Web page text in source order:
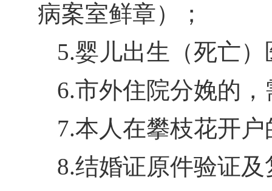
病案室鲜章）；
5.婴儿出生（死亡
6.市外住院分娩的
7.本人在攀枝花开
8.结婚证原件验证